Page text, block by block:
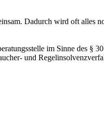
Dadurch wird oft alles
im Sinne des §
und